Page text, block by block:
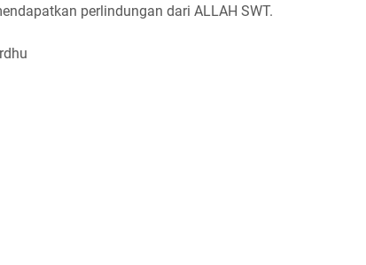
perlindungan dari ALLAH SWT.